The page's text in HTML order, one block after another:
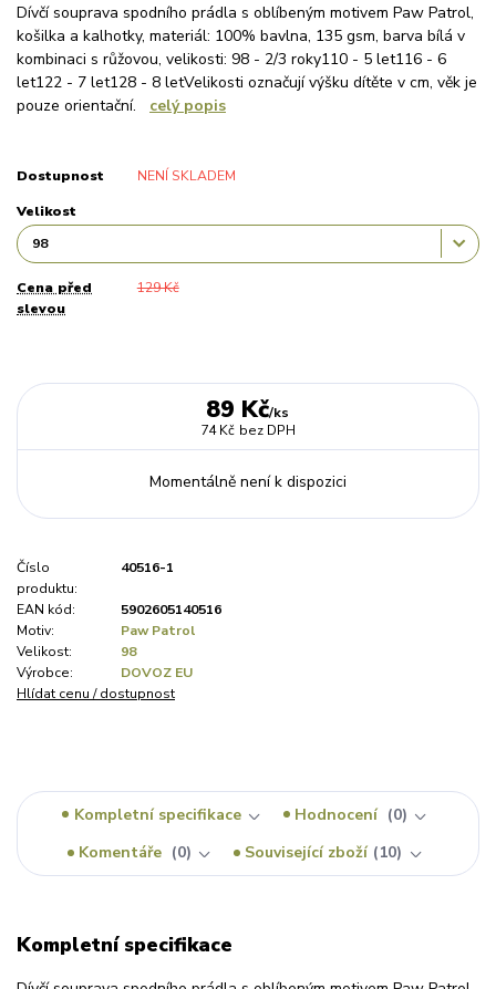
Dívčí souprava spodního prádla s oblíbeným motivem Paw Patrol,
košilka a kalhotky, materiál: 100% bavlna, 135 gsm, barva bílá v
kombinaci s růžovou, velikosti: 98 - 2/3 roky110 - 5 let116 - 6
let122 - 7 let128 - 8 letVelikosti označují výšku dítěte v cm, věk je
pouze orientační. celý popis
Dostupnost NENÍ SKLADEM
Velikost
Cena před
slevou
129 Kč
89 Kč/ks
74 Kč bez DPH
Momentálně není k dispozici
Číslo
produktu:
40516-1
EAN kód:
5902605140516
Motiv:
Paw Patrol
Velikost:
98
Výrobce:
DOVOZ EU
Hlídat cenu / dostupnost
Kompletní specifikace Hodnocení
0
Komentáře
0 Související zboží 10
Kompletní specifikace